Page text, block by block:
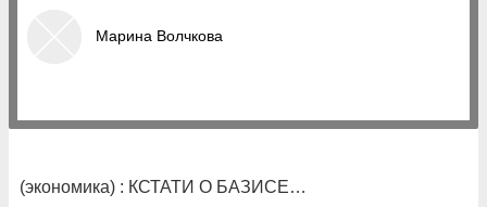
Марина Волчкова
(экономика) : КСТАТИ О БАЗИСЕ…